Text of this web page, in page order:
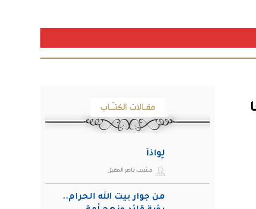
مقـالات الكتـّـاب
لِواذاً
مشبب ناصر المقبل
من جوار بيت الله الحرام..